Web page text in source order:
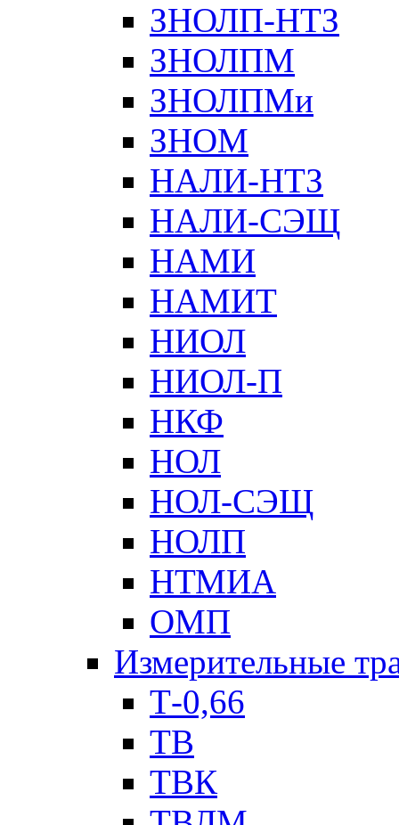
ЗНОЛП-НТЗ
ЗНОЛПМ
ЗНОЛПМи
ЗНОМ
НАЛИ-НТЗ
НАЛИ-СЭЩ
НАМИ
НАМИТ
НИОЛ
НИОЛ-П
НКФ
НОЛ
НОЛ-СЭЩ
НОЛП
НТМИА
ОМП
Измерительные
Т-0,66
ТВ
ТВК